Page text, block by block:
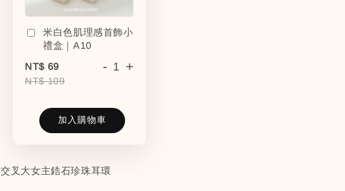
米白色肌理感首飾小
禮盒｜A10
NT$ 69
NT$ 109
- +
加入購物車
交叉大女主鋯石珍珠耳環